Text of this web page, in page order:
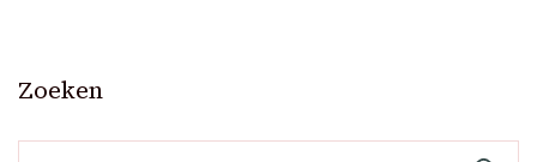
Zoeken